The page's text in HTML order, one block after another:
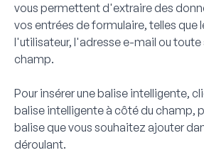
vous permettent d'extraire des
vos entrées de formulaire, telles que
l'utilisateur, l'adresse e-mail ou toute
champ.
Pour insérer une balise intelligente,
balise intelligenteà côté du champ,
balise que vous souhaitez ajouter
déroulant.